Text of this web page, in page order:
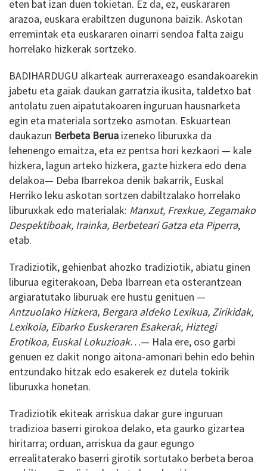
eten bat izan duen tokietan. Ez da, ez, euskararen
arazoa, euskara erabiltzen dugunona baizik. Askotan
erremintak eta euskararen oinarri sendoa falta zaigu
horrelako hizkerak sortzeko.
BADIHARDUGU alkarteak aurreraxeago esandakoarekin
jabetu eta gaiak daukan garratzia ikusita, taldetxo bat
antolatu zuen aipatutakoaren inguruan hausnarketa
egin eta materiala sortzeko asmotan. Eskuartean
daukazun Berbeta Berua izeneko liburuxka da
lehenengo emaitza, eta ez pentsa hori kezkaori — kale
hizkera, lagun arteko hizkera, gazte hizkera edo dena
delakoa— Deba Ibarrekoa denik bakarrik, Euskal
Herriko leku askotan sortzen dabiltzalako horrelako
liburuxkak edo materialak: Manxut, Frexkue, Zegamako
Despektiboak, Irainka, Berbeteari Gatza eta Piperra,
etab.
Tradiziotik, gehienbat ahozko tradiziotik, abiatu ginen
liburua egiterakoan, Deba Ibarrean eta osterantzean
argiaratutako liburuak ere hustu genituen —
Antzuolako Hizkera, Bergara aldeko Lexikua, Zirikidak,
Lexikoia, Eibarko Euskeraren Esakerak, Hiztegi
Erotikoa, Euskal Lokuzioak…— Hala ere, oso garbi
genuen ez dakit nongo aitona-amonari behin edo behin
entzundako hitzak edo esakerek ez dutela tokirik
liburuxka honetan.
Tradiziotik ekiteak arriskua dakar gure inguruan
tradizioa baserri girokoa delako, eta gaurko gizartea
hiritarra; orduan, arriskua da gaur egungo
errealitaterako baserri girotik sortutako berbeta beroa